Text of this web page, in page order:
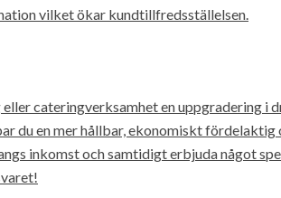
vilket ökar kundtillfredsställelsen.
cateringverksamhet en uppgradering i
du en mer hållbar, ekonomiskt fördelaktig
inkomst och samtidigt erbjuda något